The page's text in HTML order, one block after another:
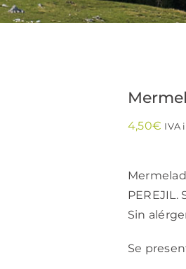
4,50€ IVA
PEREJIL.
Sin
Se